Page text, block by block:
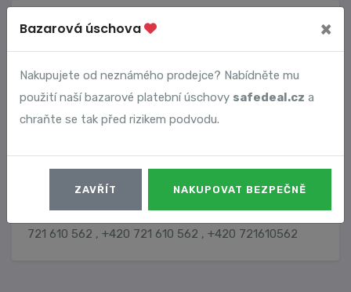
Vyhledané podvody
4234 30. 01. 2023
721 610 562 , +420 721 610 562 , +420 721610562
Bazarová úschova ×
Nakupujete od neznámého prodejce? Nabídněte mu
použití naší bazarové platební úschovy safedeal.cz a
chraňte se tak před rizikem podvodu.
ZAVŘÍT NAKUPOVAT BEZPEČNĚ